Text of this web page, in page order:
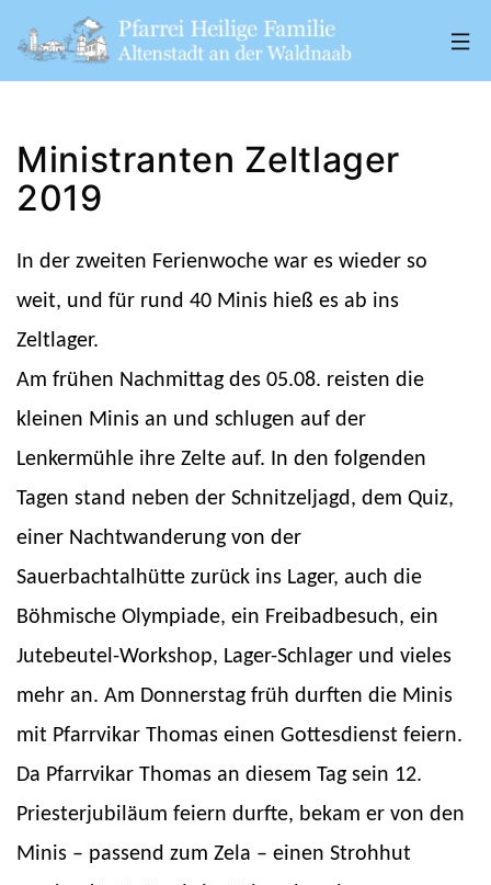
Inhalt
Familie"
Altenstadt
a.
Ministranten Zeltlager
2019
In der zweiten Ferienwoche war es wieder so
weit, und für rund 40 Minis hieß es ab ins
Zeltlager.
Am frühen Nachmittag des 05.08. reisten die
kleinen Minis an und schlugen auf der
Lenkermühle ihre Zelte auf. In den folgenden
Tagen stand neben der Schnitzeljagd, dem Quiz,
einer Nachtwanderung von der
Sauerbachtalhütte zurück ins Lager, auch die
Böhmische Olympiade, ein Freibadbesuch, ein
Jutebeutel-Workshop, Lager-Schlager und vieles
mehr an. Am Donnerstag früh durften die Minis
mit Pfarrvikar Thomas einen Gottesdienst feiern.
Da Pfarrvikar Thomas an diesem Tag sein 12.
Priesterjubiläum feiern durfte, bekam er von den
Minis – passend zum Zela – einen Strohhut